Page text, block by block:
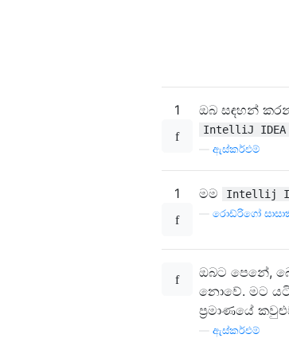
1 ඔබ සඳහන්
IntelliJ IDEA
ඇස්කර්එම්
1 මම Intellij
රොඩ්රිගෝ
ඔබට පෙනේ,
නොවේ. මට
ප්‍රමාණයේ
ඇස්කර්එම්